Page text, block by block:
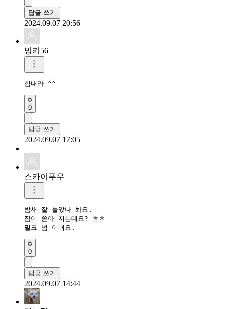
답글 쓰기
2024.09.07 20:56
밍키56
힘내라 ^^
0
답글 쓰기
2024.09.07 17:05
스카이푸우
밤새 잘 놀았나 봐요.
잠이 쏟아 지는데요? ㅎㅎ
밀크 넘 이뻐요.
0
답글 쓰기
2024.09.07 14:44